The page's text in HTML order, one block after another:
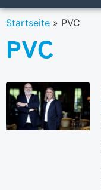
Startseite » PVC
PVC